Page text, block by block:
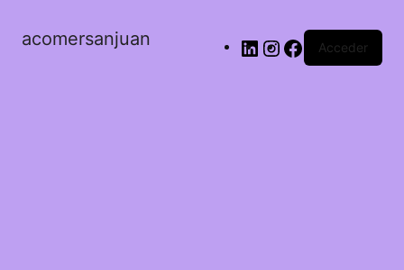
acomersanjuan Acceder